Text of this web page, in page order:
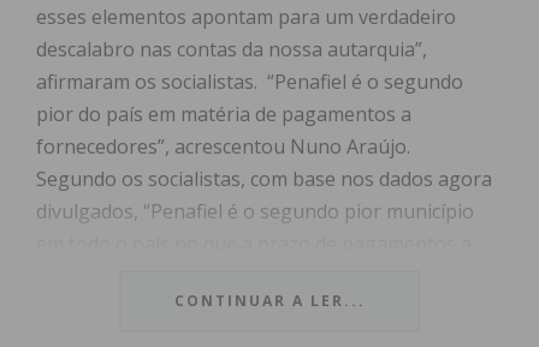
esses elementos apontam para um verdadeiro
descalabro nas contas da nossa autarquia”,
afirmaram os socialistas. “Penafiel é o segundo
pior do país em matéria de pagamentos a
fornecedores”, acrescentou Nuno Araújo.
Segundo os socialistas, com base nos dados agora
divulgados, “Penafiel é o segundo pior município
total de 16,6 milhões de euros”.
CONTINUAR A LER...